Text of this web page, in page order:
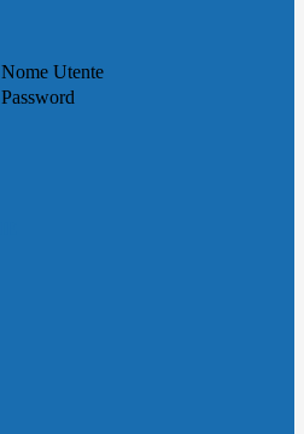
Nome Utente
Password